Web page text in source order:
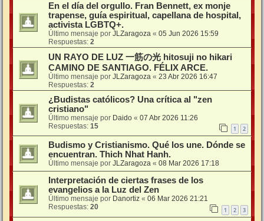
En el día del orgullo. Fran Bennett, ex monje
trapense, guía espiritual, capellana de hospital,
activista LGBTQ+.
Último mensaje por JLZaragoza « 05 Jun 2026 15:59
Respuestas: 2
UN RAYO DE LUZ 一筋の光 hitosuji no hikari
CAMINO DE SANTIAGO. FÉLIX ARCE.
Último mensaje por JLZaragoza « 23 Abr 2026 16:47
Respuestas: 2
¿Budistas católicos? Una crítica al "zen
cristiano"
Último mensaje por Daido « 07 Abr 2026 11:26
Respuestas: 15 1 2
Budismo y Cristianismo. Qué los une. Dónde se
encuentran. Thich Nhat Hanh.
Último mensaje por JLZaragoza « 08 Mar 2026 17:18
Interpretación de ciertas frases de los
evangelios a la Luz del Zen
Último mensaje por Danortiz « 06 Mar 2026 21:21
Respuestas: 20 1 2 3